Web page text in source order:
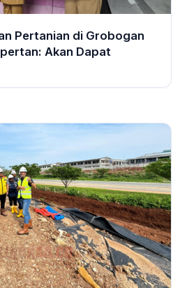
Pertanian di Grobogan
Akan Dapat